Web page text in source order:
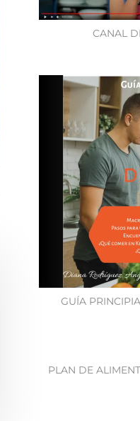
CANAL
GUÍA
PLAN DE